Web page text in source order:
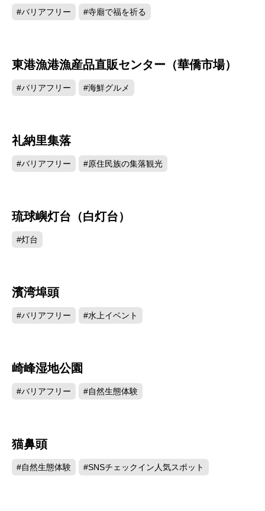
#バリアフリー #寺廟で福を祈る
12670
東港漁港漁産品直販センター（華僑市場）
#バリアフリー #海鮮グルメ
礼納里集落
#バリアフリー #原住民族の集落観光
琉球嶼灯台（白灯台）
#灯台
濱湾埠頭
#バリアフリー #水上イベント
崎峰湿地公園
#バリアフリー #自然生態体験
猫鼻頭
#自然生態体験 #SNSチェックイン人気スポット